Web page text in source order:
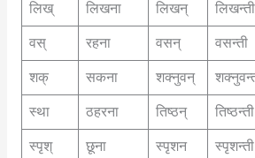
लिख् लिखना लिखन् लिखन्ती
वस् रहना वसन् वसन्ती
शक् सकना शक्नुवन्
स्था ठहरना तिष्ठन् तिष्ठन्ती
स्पृश् छूना स्पृशन स्पृशन्ती